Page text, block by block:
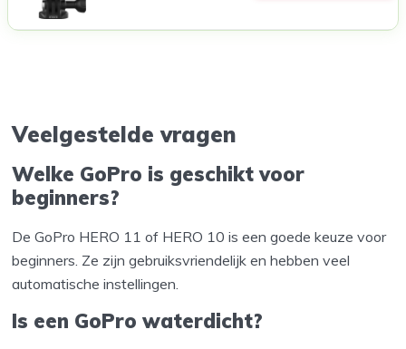
Veelgestelde vragen
Welke GoPro is geschikt voor
beginners?
De GoPro HERO 11 of HERO 10 is een goede keuze voor
beginners. Ze zijn gebruiksvriendelijk en hebben veel
automatische instellingen.
Is een GoPro waterdicht?